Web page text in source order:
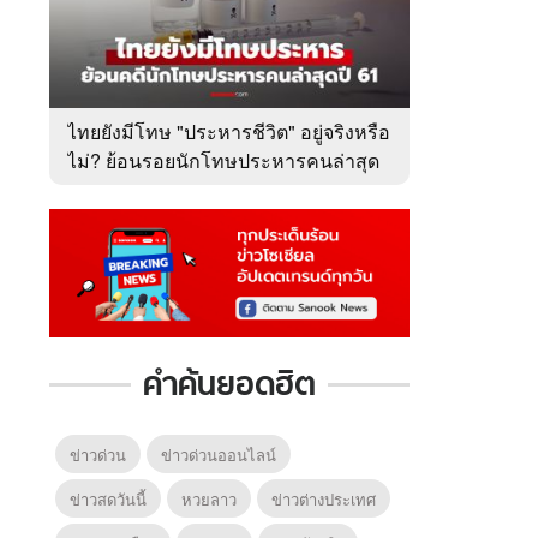
ไทยยังมีโทษ "ประหารชีวิต" อยู่จริงหรือ
ไม่? ย้อนรอยนักโทษประหารคนล่าสุด
คำค้นยอดฮิต
ข่าวด่วน
ข่าวด่วนออนไลน์
ข่าวสดวันนี้
หวยลาว
ข่าวต่างประเทศ